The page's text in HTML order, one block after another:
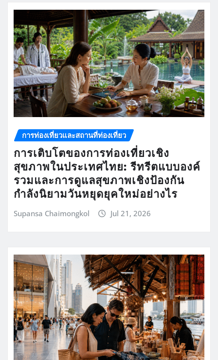
การท่องเที่ยวและสถานที่ท่องเที่ยว
การเติบโตของการท่องเที่ยวเชิง
สุขภาพในประเทศไทย: รีทรีตแบบองค์
รวมและการดูแลสุขภาพเชิงป้องกัน
กำลังนิยามวันหยุดยุคใหม่อย่างไร
Supansa Chaimongkol Jul 21, 2026